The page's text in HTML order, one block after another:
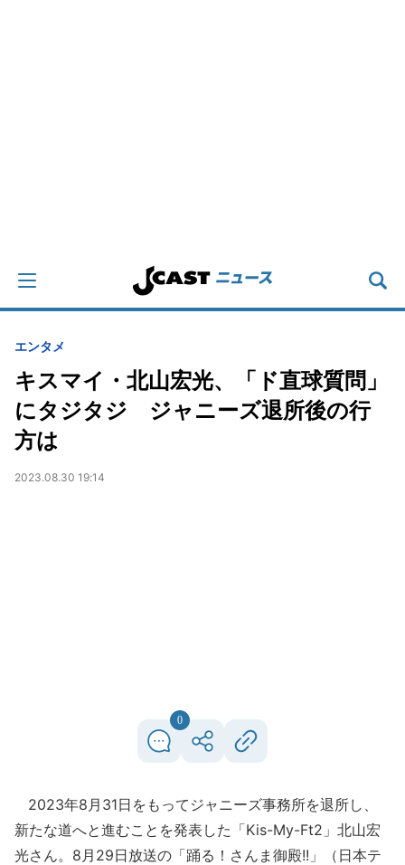
エンタメ
キスマイ・北山宏光、「ド直球質問」
にタジタジ ジャニーズ退所後の行
方は
2023.08.30 19:14
0
2023年8月31日をもってジャニーズ事務所を退所し、
新たな道へと進むことを発表した「Kis-My-Ft2」北山宏
光さん。8月29日放送の「踊る！さんま御殿!!」（日本テ